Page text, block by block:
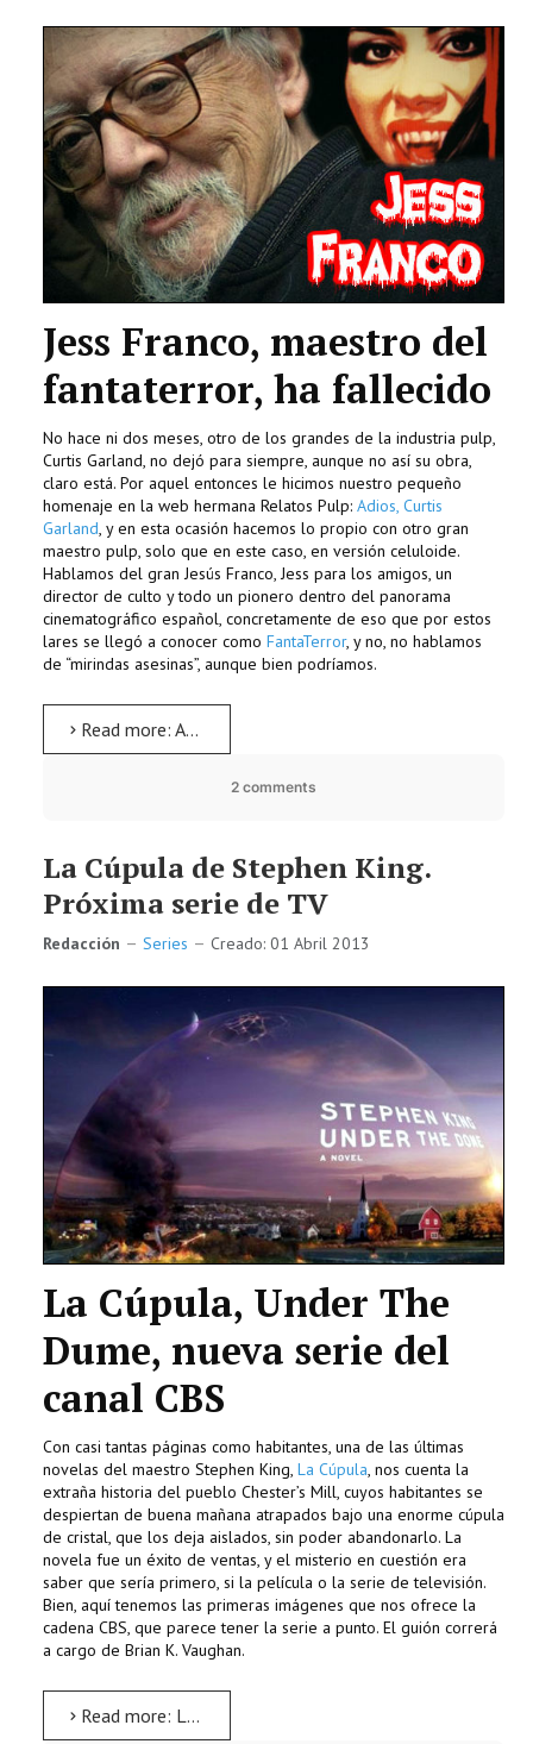
Jess Franco, maestro del
fantaterror, ha fallecido
No hace ni dos meses, otro de los grandes de la industria pulp,
Curtis Garland, no dejó para siempre, aunque no así su obra,
claro está. Por aquel entonces le hicimos nuestro pequeño
homenaje en la web hermana Relatos Pulp: Adios, Curtis
Garland, y en esta ocasión hacemos lo propio con otro gran
maestro pulp, solo que en este caso, en versión celuloide.
Hablamos del gran Jesús Franco, Jess para los amigos, un
director de culto y todo un pionero dentro del panorama
cinematográfico español, concretamente de eso que por estos
lares se llegó a conocer como FantaTerror, y no, no hablamos
de “mirindas asesinas”, aunque bien podríamos.
Read more: Adios, Jess Franco
2 comments
La Cúpula de Stephen King.
Próxima serie de TV
Redacción Series Creado: 01 Abril 2013
La Cúpula, Under The
Dume, nueva serie del
canal CBS
Con casi tantas páginas como habitantes, una de las últimas
novelas del maestro Stephen King, La Cúpula, nos cuenta la
extraña historia del pueblo Chester’s Mill, cuyos habitantes se
despiertan de buena mañana atrapados bajo una enorme cúpula
de cristal, que los deja aislados, sin poder abandonarlo. La
novela fue un éxito de ventas, y el misterio en cuestión era
saber que sería primero, si la película o la serie de televisión.
Bien, aquí tenemos las primeras imágenes que nos ofrece la
cadena CBS, que parece tener la serie a punto. El guión correrá
a cargo de Brian K. Vaughan.
Read more: La Cúpula de Stephen King. Próxima serie de TV